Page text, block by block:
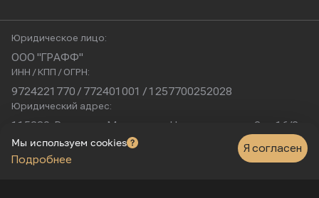
Юридическое лицо:
ООО "ГРАФФ"
ИНН / КПП / ОГРН:
9724221770 / 772401001 / 1257700252028
Юридический адрес:
115230, Россия, г. Москва, ул. Нагатинская, д. 2, п. 16/2
Физический адрес:
г. Москва, Нагатинская улица, 16к1с5
Мы используем cookies
Подробнее
Я согласен